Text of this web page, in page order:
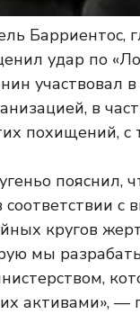
Барриентос,
удар по
участвовал в
в
похищений, с
пояснил,
с
кругов
мы
активами», —